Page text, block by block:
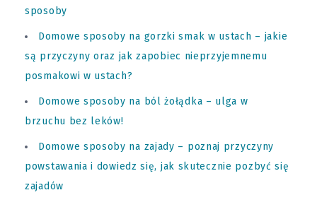
sposoby
Domowe sposoby na gorzki smak w ustach – jakie
są przyczyny oraz jak zapobiec nieprzyjemnemu
posmakowi w ustach?
Domowe sposoby na ból żołądka – ulga w
brzuchu bez leków!
Domowe sposoby na zajady – poznaj przyczyny
powstawania i dowiedz się, jak skutecznie pozbyć się
zajadów